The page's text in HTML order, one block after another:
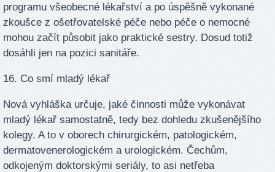
programu všeobecné lékařství a po úspěšně vykonané
zkoušce z ošetřovatelské péče nebo péče o nemocné
mohou začít působit jako praktické sestry. Dosud totiž
dosáhli jen na pozici sanitáře.
16. Co smí mladý lékař
Nová vyhláška určuje, jaké činnosti může vykonávat
mladý lékař samostatně, tedy bez dohledu zkušenějšího
kolegy. A to v oborech chirurgickém, patologickém,
dermatovenerologickém a urologickém. Čechům,
odkojeným doktorskými seriály, to asi netřeba